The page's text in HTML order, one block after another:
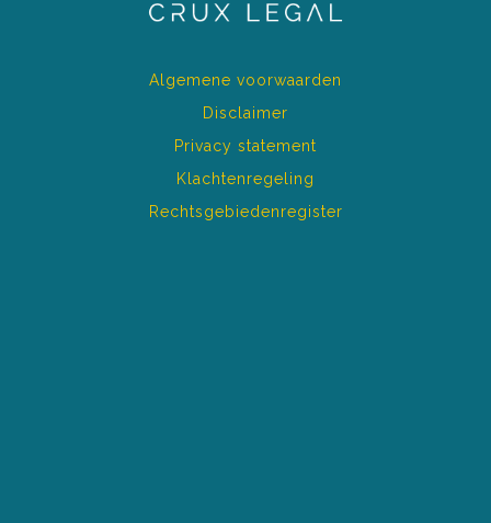
Algemene voorwaarden
Disclaimer
Privacy statement
Klachtenregeling
Rechtsgebiedenregister